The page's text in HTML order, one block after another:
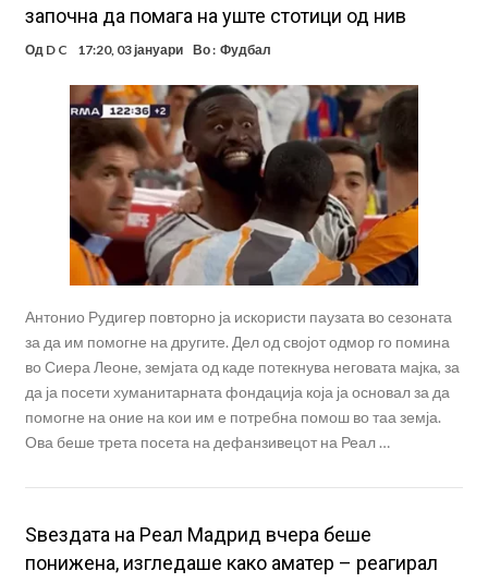
започна да помага на уште стотици од нив
Од D C 17:20, 03 јануари Во : Фудбал
Антонио Рудигер повторно ја искористи паузата во сезоната
за да им помогне на другите. Дел од својот одмор го помина
во Сиера Леоне, земјата од каде потекнува неговата мајка, за
да ја посети хуманитарната фондација која ја основал за да
помогне на оние на кои им е потребна помош во таа земја.
Ова беше трета посета на дефанзивецот на Реал …
Ѕвездата на Реал Мадрид вчера беше
понижена, изгледаше како аматер – реагирал